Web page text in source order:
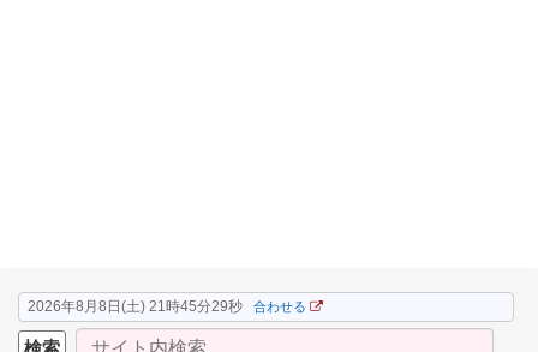
2026年8月8日(土) 21時45分30秒 合わせる